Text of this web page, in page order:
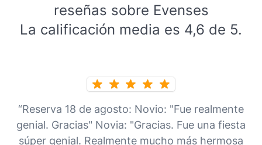
reseñas sobre Evenses
La calificación media es 4,6 de 5.
“Reserva 18 de agosto: Novio: "Fue realmente
genial. Gracias" Novia: "Gracias. Fue una fiesta
súper genial. Realmente mucho más hermosa